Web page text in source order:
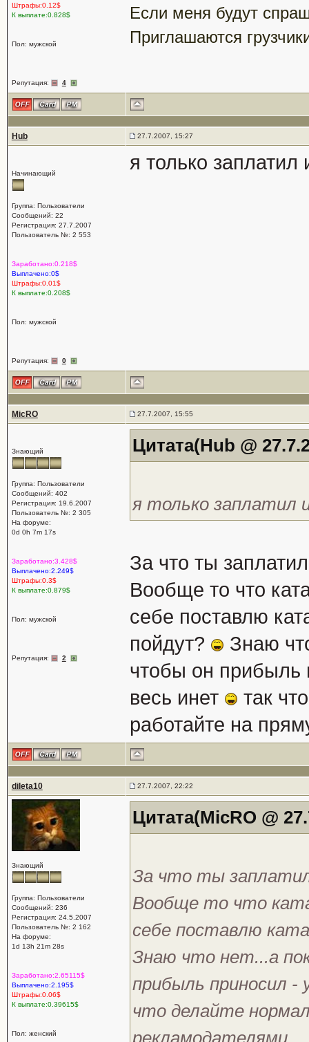
Штрафы:0.12$
К выплате:0.828$
Пол: мужской
Репутация: 4
Если меня будут
Приглашаются
Hub 27.7.2007, 15:27
Начинающий
Группа: Пользователи
Сообщений: 22
Регистрация: 27.7.2007
Пользователь №: 2 553
Заработано:0.218$
Выплачено:0$
Штрафы:0.01$
К выплате:0.208$
Пол: мужской
Репутация: 0
я только
MicRO 27.7.2007, 15:55
Знающий
Группа: Пользователи
Сообщений: 402
Регистрация: 19.6.2007
Пользователь №: 2 305
На форуме:
0d 0h 7m 17s
Заработано:3.428$
Выплачено:2.249$
Штрафы:0.3$
К выплате:0.879$
Пол: мужской
Репутация: 2
Цитата(Hub @
я только заплатил
За что ты
Вообще то что
себе поставлю
пойдут?
Знаю
чтобы он прибыль
весь инет
так
работайте на
dileta10 27.7.2007, 22:22
Знающий
Группа: Пользователи
Сообщений: 236
Регистрация: 24.5.2007
Пользователь №: 2 162
На форуме:
1d 13h 21m 28s
Заработано:2.65115$
Выплачено:2.195$
Штрафы:0.06$
К выплате:0.39615$
Пол: женский
Цитата(MicRO @
За что ты
Вообще то что
себе поставлю
Знаю что нет...а
прибыль приносил
что делайте
рекламодателями.